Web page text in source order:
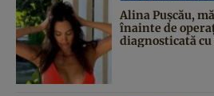
Alina Pușcău,
înainte de
diagnosticată cu